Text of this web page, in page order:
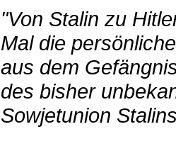
"Von Stalin zu
Mal die
aus dem
des bisher
Sowjetunion